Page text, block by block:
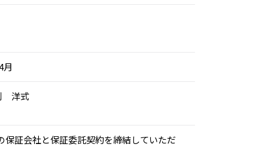
月
洋式
証会社と保証委託契約を締結していただ